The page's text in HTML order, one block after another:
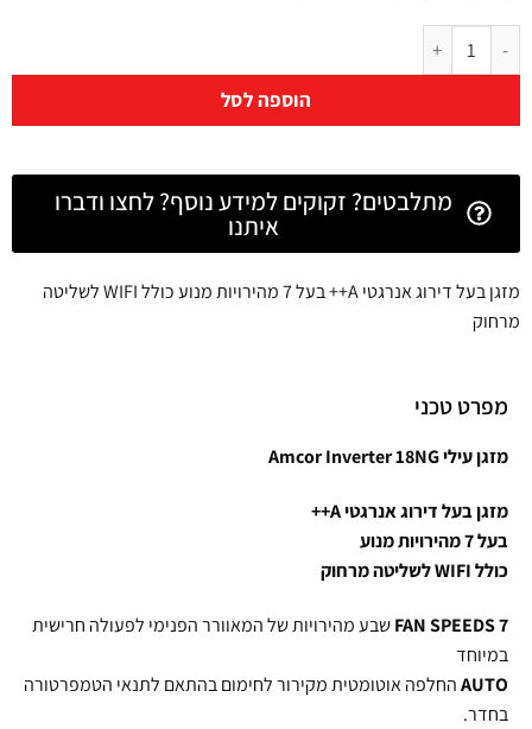
הוספה לסל
מתלבטים? זקוקים למידע נוסף? לחצו ודברו
איתנו
מזגן בעל דירוג אנרגטי A++ בעל 7 מהירויות מנוע כולל WIFIלשליטה
מרחוק
מפרט טכני
מזגן עילי Amcor Inverter 18NG
מזגן בעל דירוג אנרגטי A++
בעל 7 מהירויות מנוע
כוללWIFIלשליטה מרחוק
7
FANSPEEDS
שבע מהירויות של המאוורר הפנימי לפעולה חרישית
במיוחד
AUTOהחלפה אוטומטית מקירור לחימום בהתאם לתנאי הטמפרטורה
בחדר.